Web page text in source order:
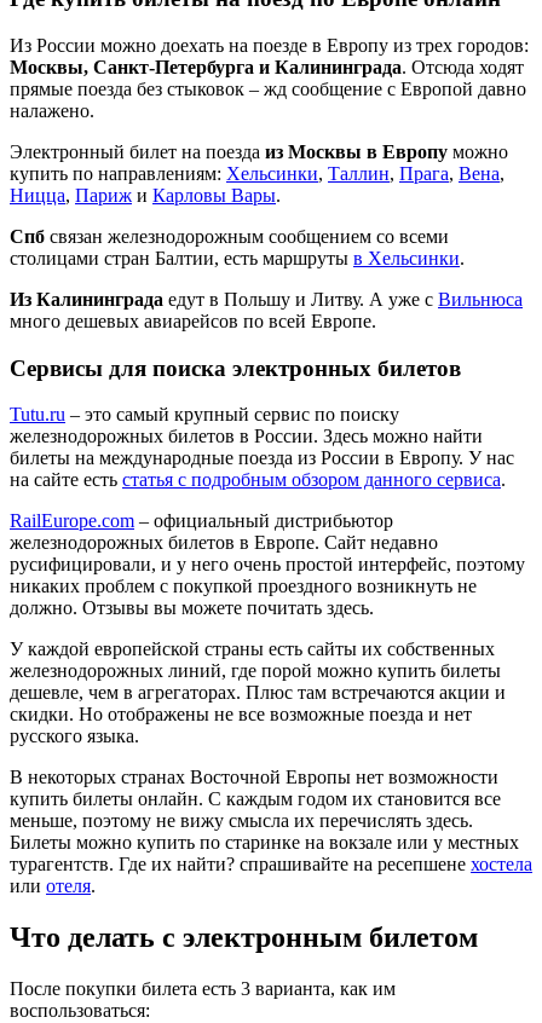
Из России можно доехать на поезде в Европу из трех городов:
Москвы, Санкт-Петербурга и Калининграда. Отсюда ходят
прямые поезда без стыковок – жд сообщение с Европой давно
налажено.
Электронный билет на поезда из Москвы в Европу можно
купить по направлениям: Хельсинки, Таллин, Прага, Вена,
Ницца, Париж и Карловы Вары.
Спб связан железнодорожным сообщением со всеми
столицами стран Балтии, есть маршруты в Хельсинки.
Из Калининграда едут в Польшу и Литву. А уже с Вильнюса
много дешевых авиарейсов по всей Европе.
Сервисы для поиска электронных билетов
Tutu.ru – это самый крупный сервис по поиску
железнодорожных билетов в России. Здесь можно найти
билеты на международные поезда из России в Европу. У нас
на сайте есть статья с подробным обзором данного сервиса.
RailEurope.com – официальный дистрибьютор
железнодорожных билетов в Европе. Сайт недавно
русифицировали, и у него очень простой интерфейс, поэтому
никаких проблем с покупкой проездного возникнуть не
должно. Отзывы вы можете почитать здесь.
У каждой европейской страны есть сайты их собственных
железнодорожных линий, где порой можно купить билеты
дешевле, чем в агрегаторах. Плюс там встречаются акции и
скидки. Но отображены не все возможные поезда и нет
русского языка.
В некоторых странах Восточной Европы нет возможности
купить билеты онлайн. С каждым годом их становится все
меньше, поэтому не вижу смысла их перечислять здесь.
Билеты можно купить по старинке на вокзале или у местных
турагентств. Где их найти? спрашивайте на ресепшене хостела
или отеля.
Что делать с электронным билетом
После покупки билета есть 3 варианта, как им
воспользоваться: